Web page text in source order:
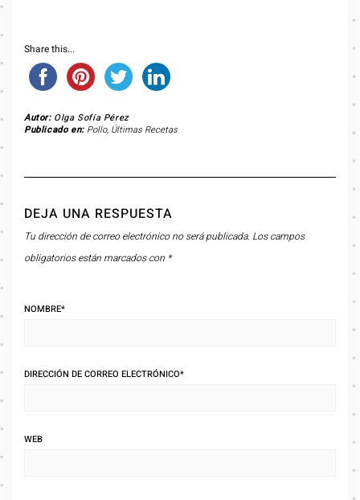
Share this...
Autor: Olga Sofía Pérez
Publicado en: Pollo, Últimas Recetas
DEJA UNA RESPUESTA
Tu dirección de correo electrónico no será publicada. Los campos
obligatorios están marcados con *
NOMBRE*
DIRECCIÓN DE CORREO ELECTRÓNICO*
WEB